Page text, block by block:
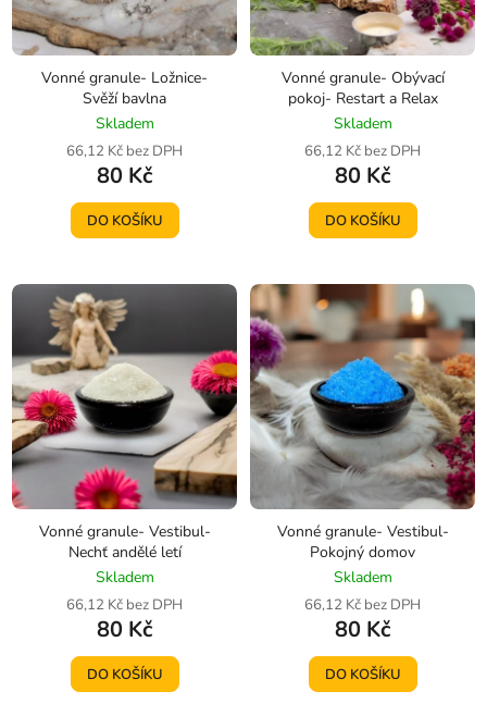
Vonné granule- Ložnice-
Svěží bavlna
Skladem
66,12 Kč bez DPH
80 Kč
DO KOŠÍKU
Vonné granule- Obývací
pokoj- Restart a Relax
Skladem
66,12 Kč bez DPH
80 Kč
DO KOŠÍKU
Vonné granule- Vestibul-
Nechť andělé letí
Skladem
66,12 Kč bez DPH
80 Kč
DO KOŠÍKU
Vonné granule- Vestibul-
Pokojný domov
Skladem
66,12 Kč bez DPH
80 Kč
DO KOŠÍKU